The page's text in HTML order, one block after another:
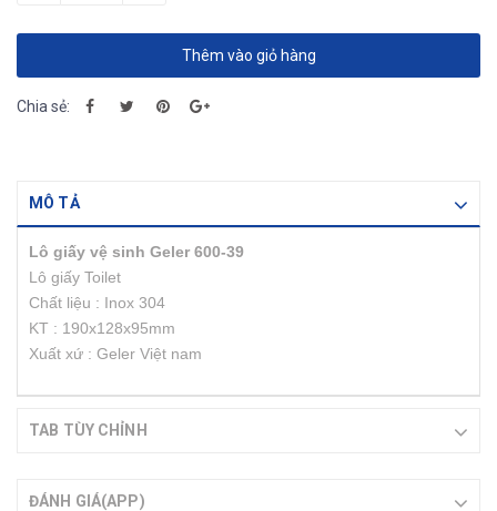
Thêm vào giỏ hàng
Chia sẻ:
MÔ TẢ
Lô giấy vệ sinh Geler 600-39
Lô giấy Toilet
Chất liệu : Inox 304
KT : 190x128x95mm
Xuất xứ : Geler Việt nam
TAB TÙY CHỈNH
ĐÁNH GIÁ(APP)